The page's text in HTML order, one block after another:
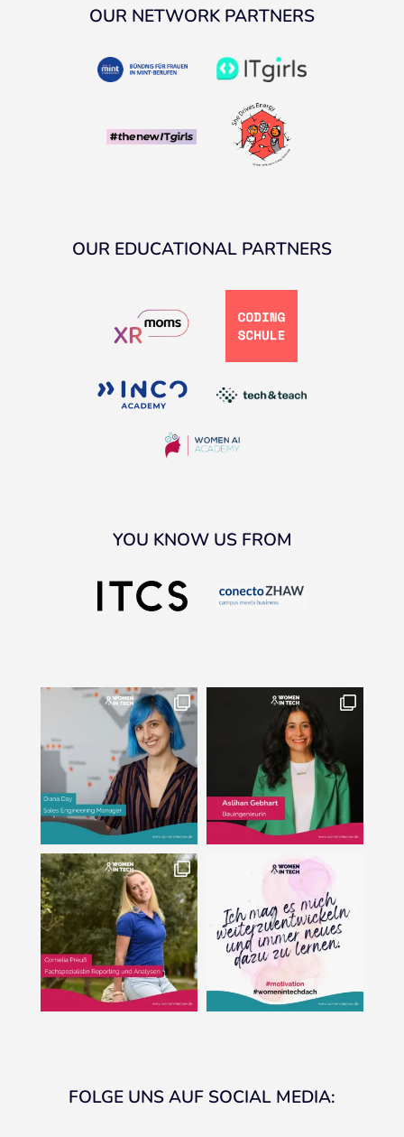
OUR NETWORK PARTNERS
OUR EDUCATIONAL PARTNERS
YOU KNOW US FROM
FOLGE UNS AUF SOCIAL MEDIA: